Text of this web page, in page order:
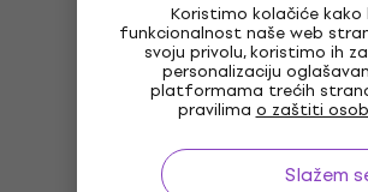
Koristimo kolačiće
funkcionalnost naše web
svoju privolu, koristimo ih
personalizaciju
platformama trećih
pravilima o zaštiti
Slažem